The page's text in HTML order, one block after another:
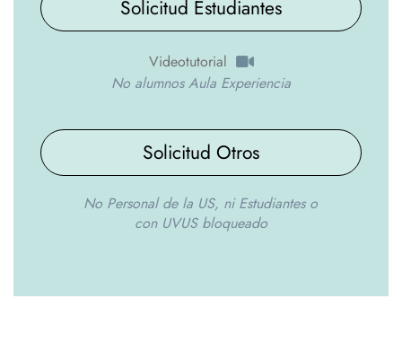
Solicitud Estudiantes
Videotutorial
No alumnos Aula Experiencia
Solicitud Otros
No Personal de la US, ni Estudiantes o
con UVUS bloqueado